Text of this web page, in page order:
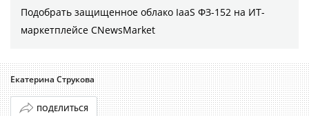
Подобрать защищенное облако IaaS ФЗ-152 на ИТ-
маркетплейсе CNewsMarket
Екатерина Струкова
ПОДЕЛИТЬСЯ